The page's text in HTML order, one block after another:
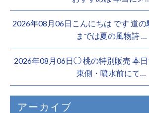
2026年08月06日こんにちは︎ です️ 道
までは夏の風物詩 …
2026年08月06日◯ 桃の特別販売 本
東側・噴水前にて…
アーカイブ